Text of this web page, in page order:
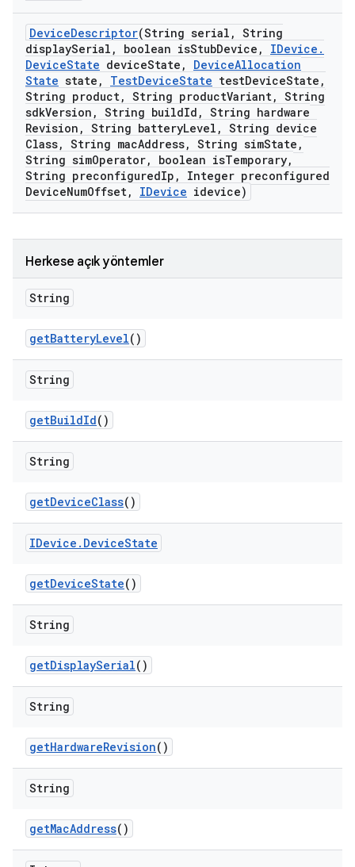
DeviceDescriptor(String serial , String
displaySerial , boolean isStubDevice , IDevice .
DeviceState deviceState , DeviceAllocation
State state , TestDeviceState testDeviceState ,
String product, String productVariant, String
sdkVersion , String buildId , String hardware
Revision , String batteryLevel , String device
Class, String macAddress, String simState ,
String simOperator, boolean isTemporary,
String preconfiguredIp ,
Integer preconfigured
DeviceNumOffset, IDevice idevice)
Herkese açık yöntemler
String
getBatteryLevel()
String
getBuildId()
String
getDeviceClass()
IDevice . DeviceState
getDeviceState()
String
getDisplaySerial()
String
getHardwareRevision()
String
getMacAddress()